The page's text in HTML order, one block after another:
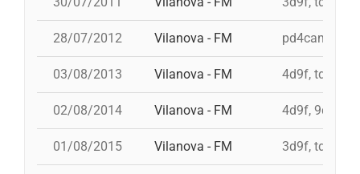
28/07/2012 Vilanova - FM pd4cam,
03/08/2013 Vilanova - FM 4d9f, td9fm,
02/08/2014 Vilanova - FM 4d9f, 9d8,
01/08/2015 Vilanova - FM 3d9f, td9fm,